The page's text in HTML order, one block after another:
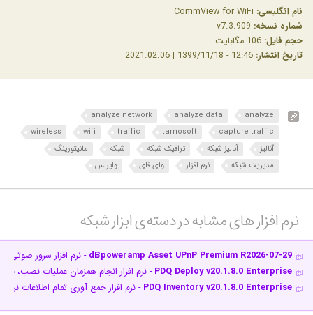
نام انگلیسی:
شماره نسخه:
حجم فایل:
تاریخ انتشار:
analyze
analyze data
analyze network
capture traffic
tamosoft
traffic
wifi
wireless
آنالیز
آنالیز شبکه ترافیک شبکه شبکه
مانیتورینگ
مدیریت شبکه
نرم افزار وای فای وایرلس
نرم افزار های مشابه در دسته‌ی‌ ابزار شبکه‎
dBpoweramp Asset UPnP Premium R2026-07-29 - نرم افزار سرور صوتی
PDQ Deploy v20.1.8.0 Enterprise - نرم افزار انجام همزمان عملیات نصب،
PDQ Inventory v20.1.8.0 Enterprise - نرم افزار جمع آوری تمام اطلاعات